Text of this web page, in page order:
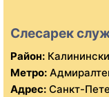
Слесарек
Район:
Метро:
Адрес: Санкт-